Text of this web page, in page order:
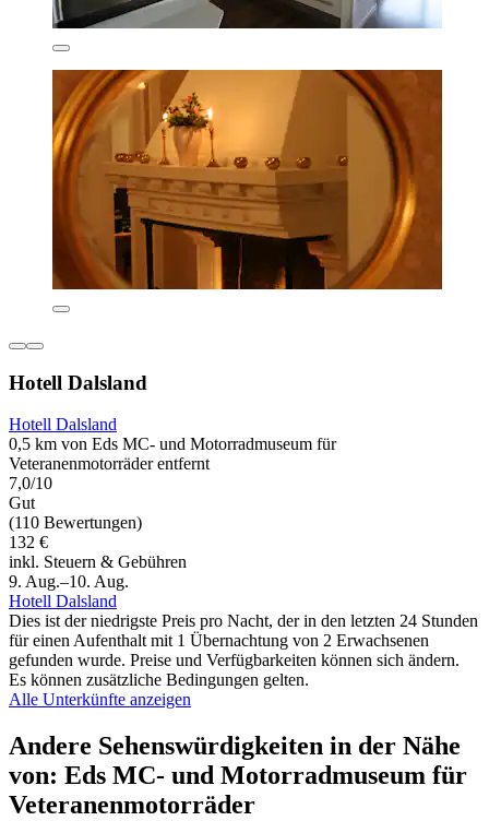
Hotell Dalsland
Hotell Dalsland
0,5 km von Eds MC- und Motorradmuseum für
Veteranenmotorräder entfernt
7,0/10
Gut
(110 Bewertungen)
132 €
inkl. Steuern & Gebühren
9. Aug.–10. Aug.
Hotell Dalsland
Dies ist der niedrigste Preis pro Nacht, der in den letzten 24 Stunden
für einen Aufenthalt mit 1 Übernachtung von 2 Erwachsenen
gefunden wurde. Preise und Verfügbarkeiten können sich ändern.
Es können zusätzliche Bedingungen gelten.
Alle Unterkünfte anzeigen
Andere Sehenswürdigkeiten in der Nähe
von: Eds MC- und Motorradmuseum für
Veteranenmotorräder